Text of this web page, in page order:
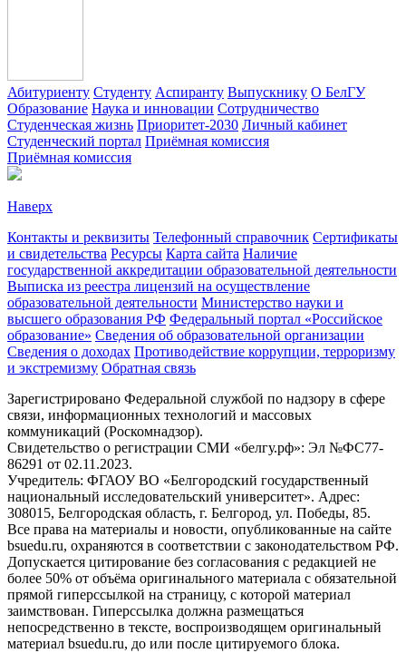
Абитуриенту Студенту Аспиранту Выпускнику О БелГУ
Образование Наука и инновации Сотрудничество
Студенческая жизнь Приоритет-2030 Личный кабинет
Студенческий портал Приёмная комиссия
Приёмная комиссия
Наверх
Контакты и реквизиты Телефонный справочник Сертификаты
и свидетельства Ресурсы Карта сайта Наличие
государственной аккредитации образовательной деятельности
Выписка из реестра лицензий на осуществление
образовательной деятельности Министерствo науки и
высшего образования РФ Федеральный портал «Российское
образование» Сведения об образовательной организации
Сведения о доходах Противодействие коррупции, терроризму
и экстремизму Обратная связь
Зарегистрировано Федеральной службой по надзору в сфере
связи, информационных технологий и массовых
коммуникаций (Роскомнадзор).
Свидетельство о регистрации СМИ «белгу.рф»: Эл №ФС77-
86291 от 02.11.2023.
Учредитель: ФГАОУ ВО «Белгородский государственный
национальный исследовательский университет». Адрес:
308015, Белгородская область, г. Белгород, ул. Победы, 85.
Все права на материалы и новости, опубликованные на сайте
bsuedu.ru, охраняются в соответствии с законодательством РФ.
Допускается цитирование без согласования с редакцией не
более 50% от объёма оригинального материала с обязательной
прямой гиперссылкой на страницу, с которой материал
заимствован. Гиперссылка должна размещаться
непосредственно в тексте, воспроизводящем оригинальный
материал bsuedu.ru, до или после цитируемого блока.